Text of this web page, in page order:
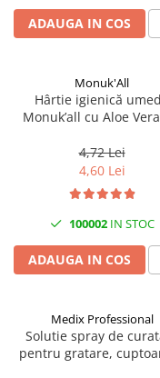
Accesorii gresie si
Accesorii pentru
Accesorii polizare si
Accesorii vopsire si
Materiale electrice
Sanitare
Sarma constructii
Sfoara si franghii
Suruburi, dibluri si
ADAUGA IN COS
Monuk'All
Hârtie igienică
Monuk’all cu Aloe
alcool
4,72 Lei
4,60 Lei
100002IN STOC
ADAUGA IN COS
Medix Professional
Solutie spray de
pentru gratare,